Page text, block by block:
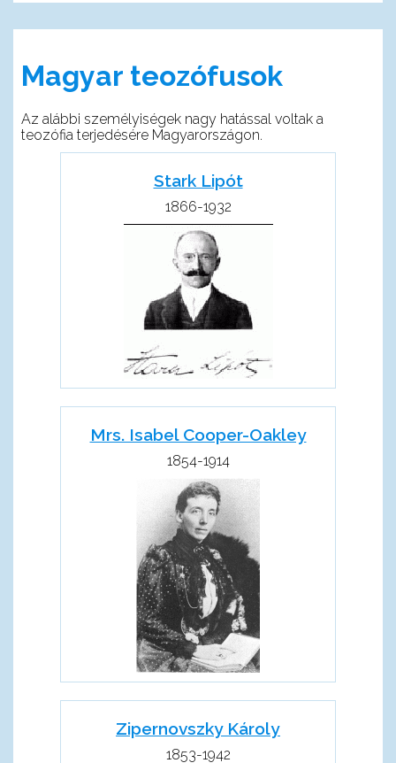
Magyar teozófusok
Az alábbi személyiségek nagy hatással voltak a
teozófia terjedésére Magyarországon.
Stark Lipót
1866-1932
Mrs. Isabel Cooper-Oakley
1854-1914
Zipernovszky Károly
1853-1942